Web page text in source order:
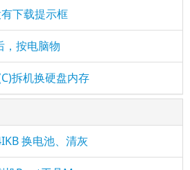
下载提示框
，按电脑物
拆机换硬盘内存
换电池、清灰